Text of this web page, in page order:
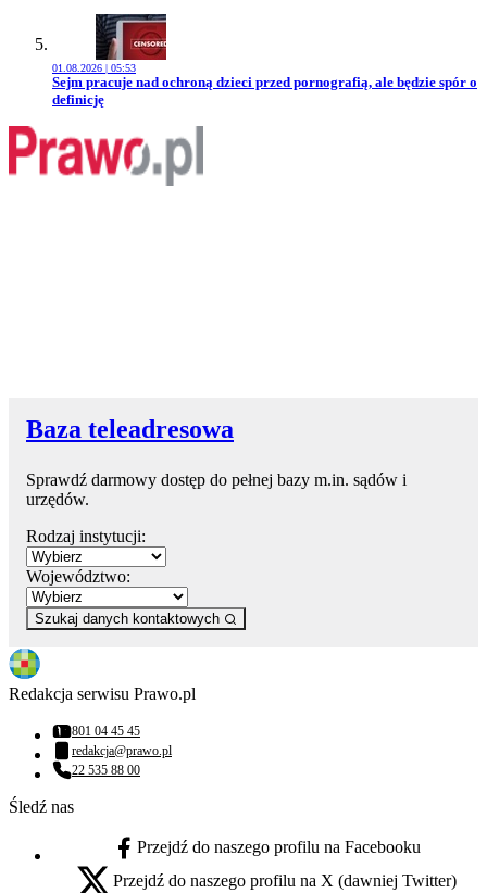
01.08.2026 | 05:53
Przejdź do artykułu:
Sejm pracuje nad ochroną dzieci przed pornografią, ale będzie spór o
definicję
Baza teleadresowa
Sprawdź darmowy dostęp do pełnej bazy m.in. sądów i
urzędów.
Rodzaj instytucji:
Województwo:
Szukaj danych kontaktowych
Redakcja serwisu Prawo.pl
Numer telefonu:
801 04 45 45
Adres email:
redakcja@prawo.pl
Numer telefonu:
22 535 88 00
Śledź nas
facebook - otwiera się w nowej karcie
Przejdź do naszego profilu na Facebooku
x - otwiera się w nowej karcie
Przejdź do naszego profilu na X (dawniej Twitter)